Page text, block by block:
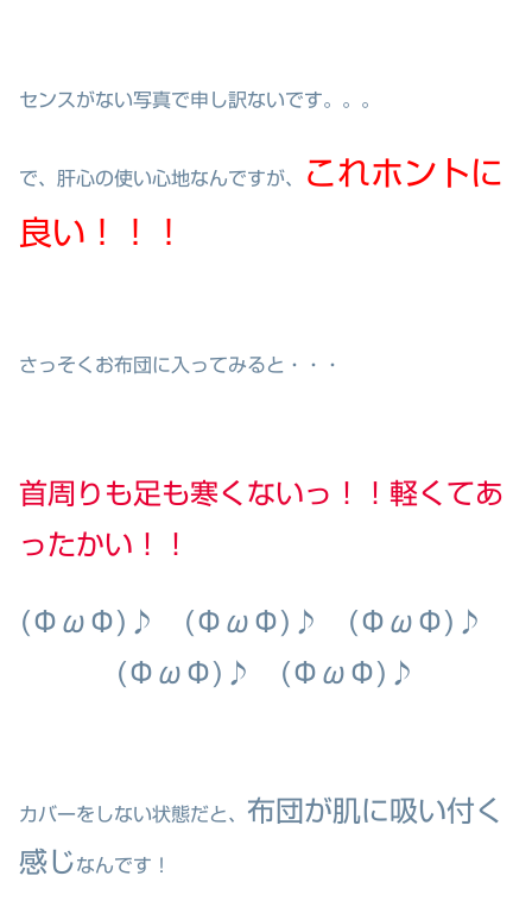
センスがない写真で申し訳ないです。。。
で、肝心の使い心地なんですが、
これホントに
良い！！！
さっそくお布団に入ってみると・・・
首周りも足も寒くないっ！！軽くてあ
ったかい！！
(ΦωΦ)♪ (ΦωΦ)♪ (ΦωΦ)♪
(ΦωΦ)♪ (ΦωΦ)♪
カバーをしない状態だと、 布団が肌に吸い付く
感じなんです！